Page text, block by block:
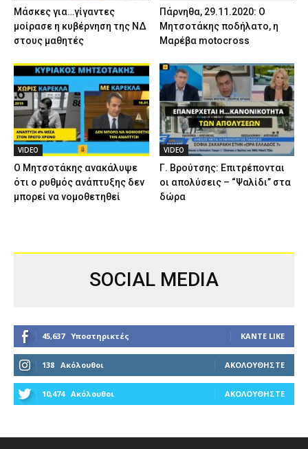
Μάσκες για…γίγαντες
μοίρασε η κυβέρνηση της ΝΔ
στους μαθητές
Πάρνηθα, 29.11.2020: Ο
Μητσοτάκης ποδήλατο, η
Μαρέβα motocross
VIDEO
Ο Μητσοτάκης ανακάλυψε
ότι ο ρυθμός ανάπτυξης δεν
μπορεί να νομοθετηθεί
VIDEO
Γ. Βρούτσης: Επιτρέπονται
οι απολύσεις – “Ψαλίδι” στα
δώρα
SOCIAL MEDIA
45,637 Υποστηρικτές ΚΆΝΤΕ LIKE
138 Ακόλουθοι ΑΚΟΛΟΥΘΉΣΤΕ
10,474 Ακόλουθοι ΑΚΟΛΟΥΘΉΣΤΕ